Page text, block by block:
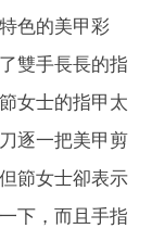
色的美甲彩
雙手長長的指
女士的指甲太
逐一把美甲剪
節女士卻表示
下，而且手指